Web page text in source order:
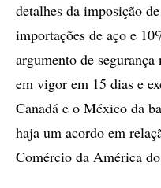
detalhes da imposição
importações de aço e
argumento de
em vigor em 15 dias e
Canadá e o México da
haja um acordo em
Comércio da América